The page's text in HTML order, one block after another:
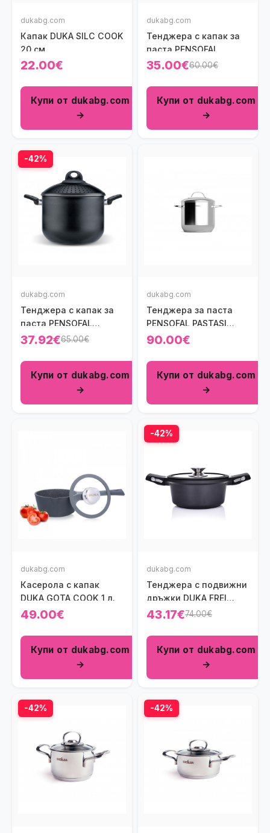
dukabg.com
Капак DUKA SILC COOK
20 см.
22.00€
Купи от dukabg.com
→
dukabg.com
Тенджера с капак за
паста PENSOFAL
BIOSTONE 5000 мл.
35.00€60.00€
Купи от dukabg.com
→
-42%
dukabg.com
Тенджера с капак за
паста PENSOFAL
BIOSTONE 7000 мл.
37.92€65.00€
Купи от dukabg.com
→
dukabg.com
Тенджера за паста
PENSOFAL PASTASI
5000 мл.
90.00€
Купи от dukabg.com
→
dukabg.com
Касерола с капак
DUKA GOTA COOK 1 л.
49.00€
Купи от dukabg.com
→
-42%
dukabg.com
Тенджера с подвижни
дръжки DUKA FREI
2400 мл.
43.17€74.00€
Купи от dukabg.com
→
-42% -42%